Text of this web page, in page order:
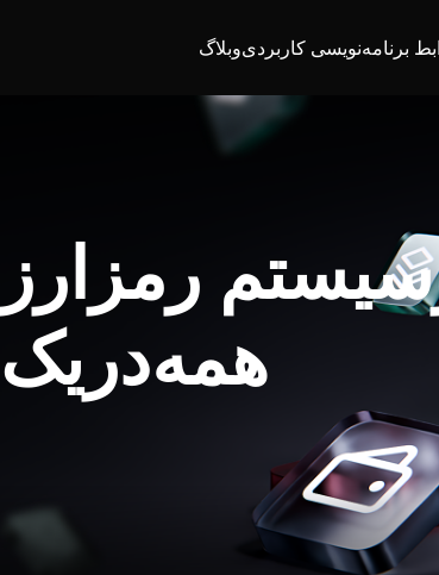
برنامه‌نویسی کاربردیوبلاگ
رمزارز
همه‌در‌یک